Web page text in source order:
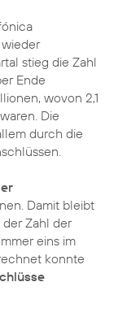
stieg die Zahl
Ende
wovon 2,1
Die
durch die
Damit bleibt
Zahl der
eins im
konnte